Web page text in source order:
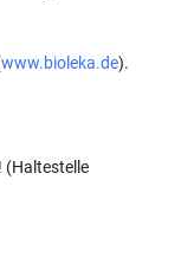
www.bioleka.de).
(Haltestelle